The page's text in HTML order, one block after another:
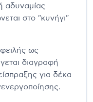
αδυναμίας
στο "κυνήγι"
ως
διαγραφή
για δέκα